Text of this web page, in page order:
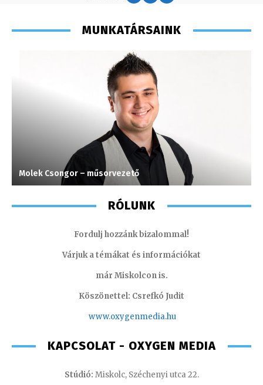
MUNKATÁRSAINK
Molek Csongor – műsorvezető
RÓLUNK
Fordulj hozzánk bizalommal!
Várjuk a témákat és információkat
már Miskolcon is.
Köszönettel: Csrefkó Judit
www.oxygenmedia.hu
KAPCSOLAT - OXYGEN MEDIA
Stúdió: Miskolc, Széchenyi utca 22.